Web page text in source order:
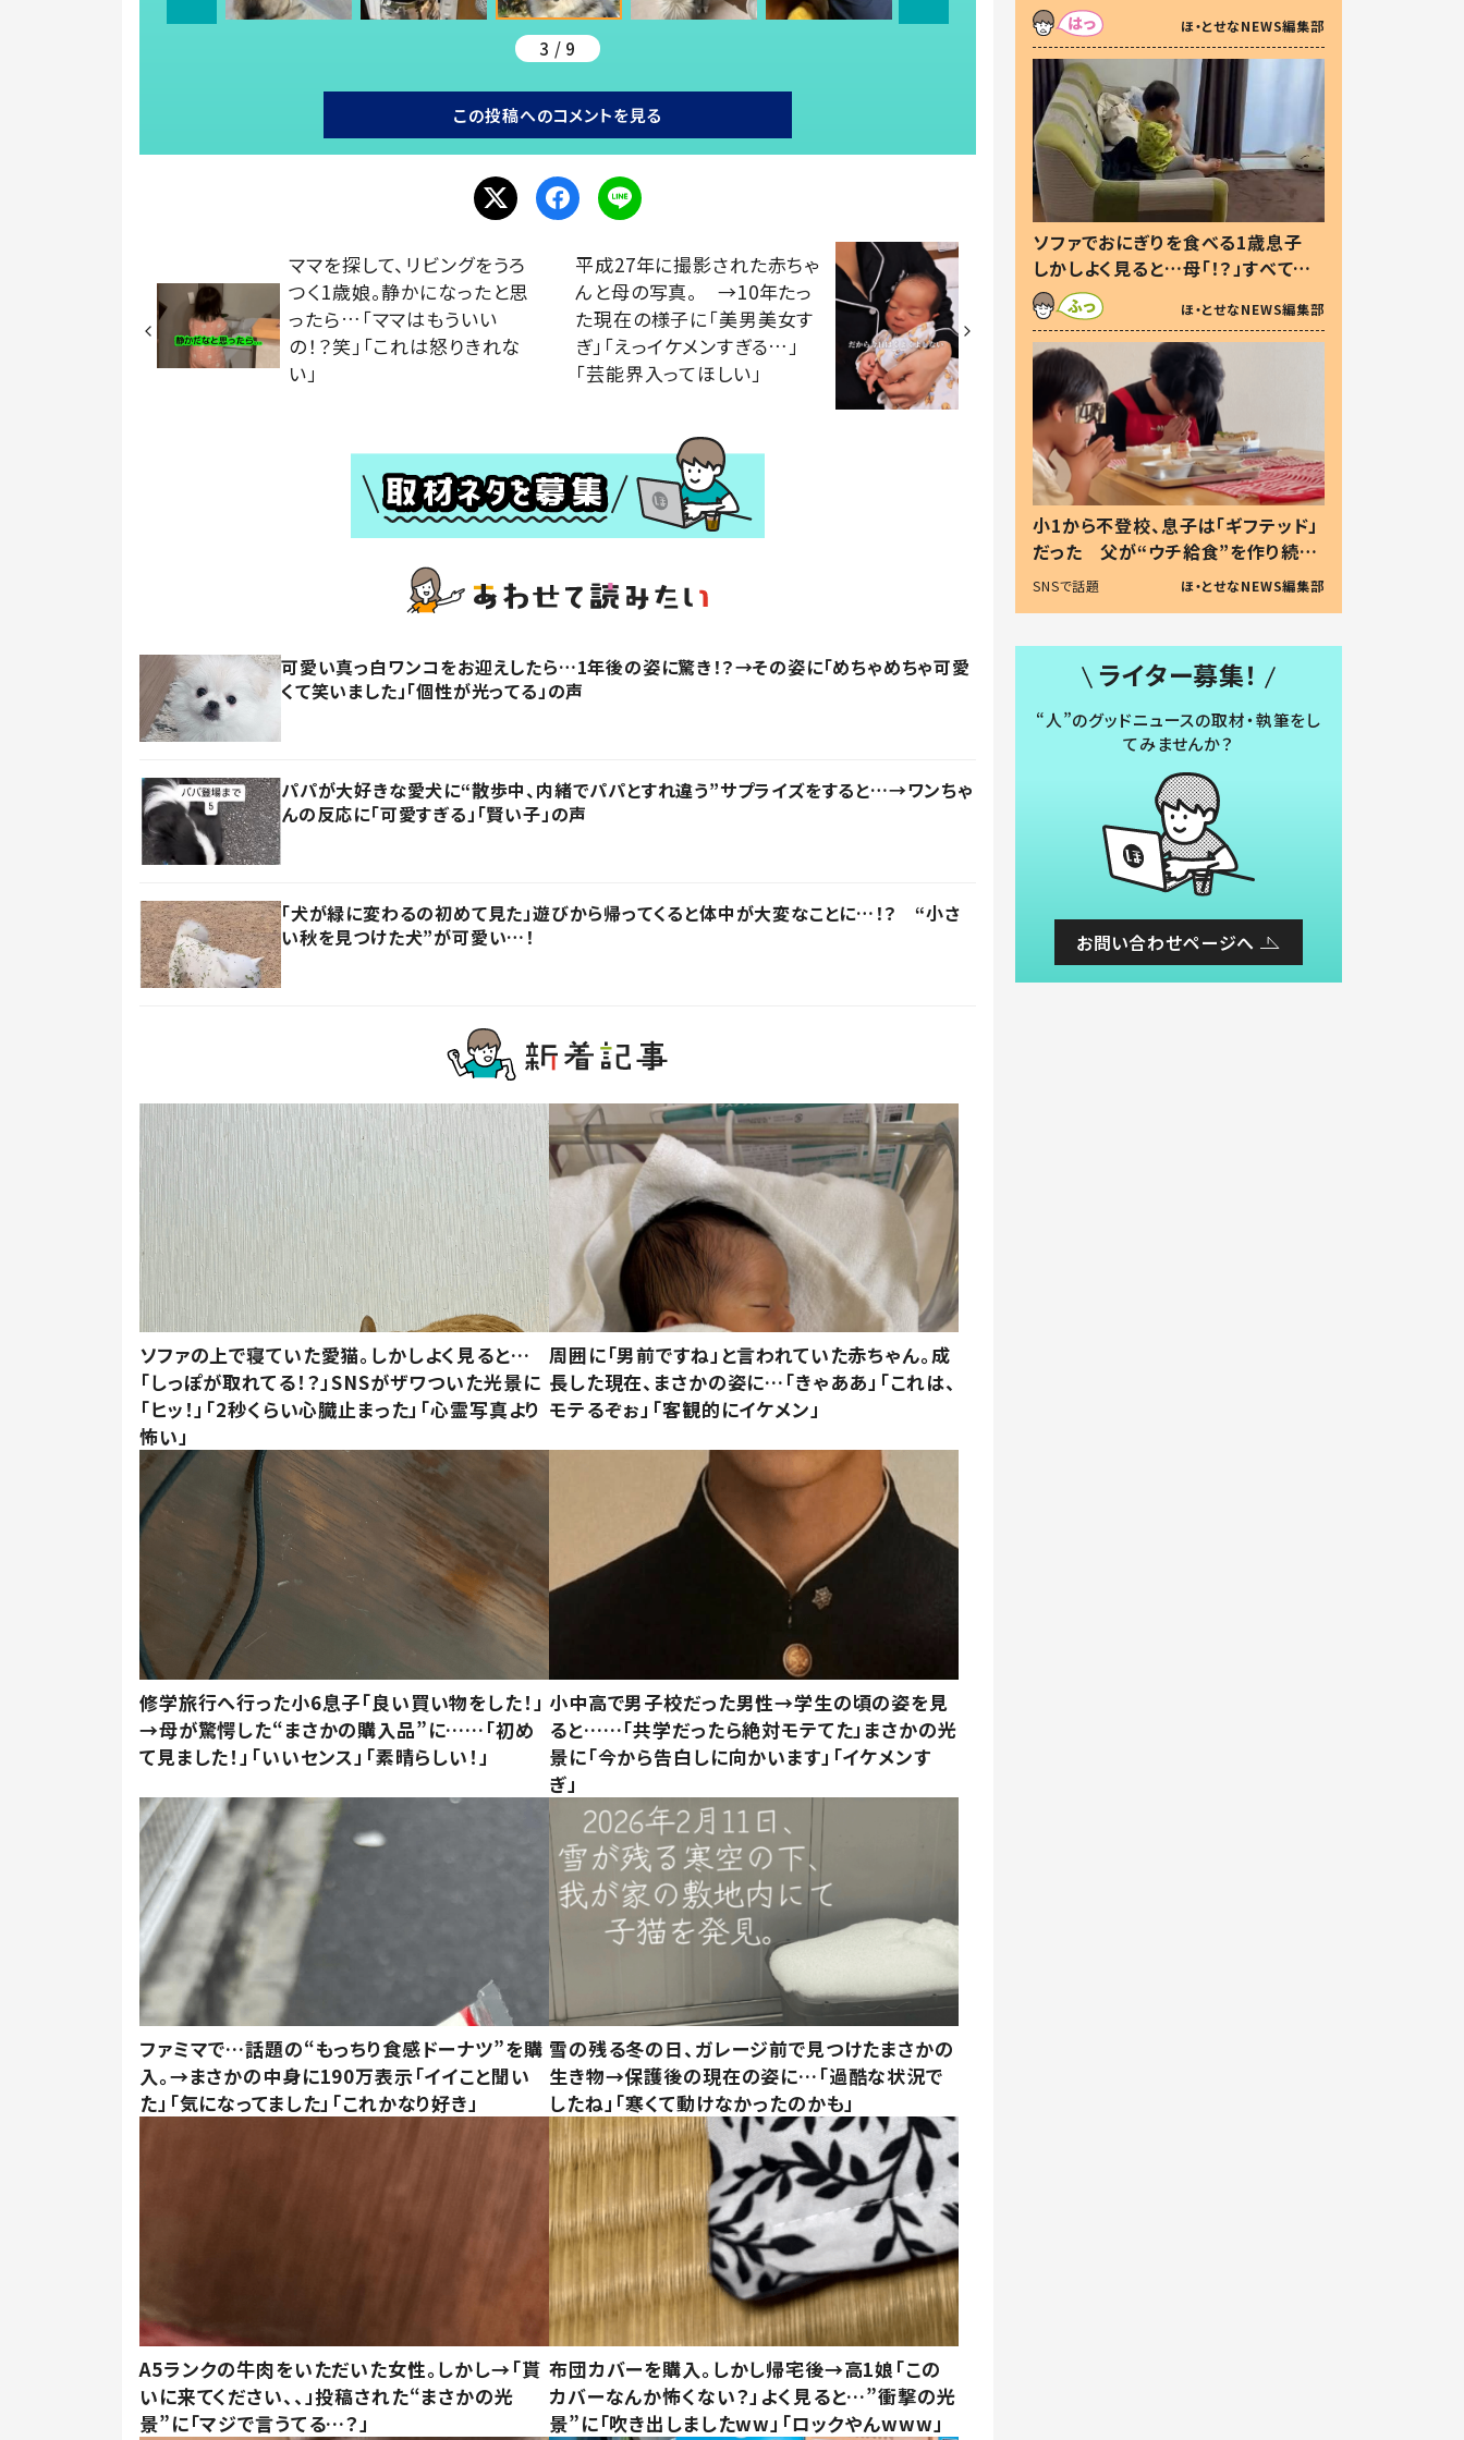
3 / 9
この投稿へのコメントを見る
ママを探して、リビングをうろ
つく1歳娘。静かになったと思
ったら…「ママはもういい
の！？笑」「これは怒りきれな
い」
平成27年に撮影された赤ちゃ
んと母の写真。 →10年たっ
た現在の様子に「美男美女す
ぎ」「えっイケメンすぎる…」
「芸能界入ってほしい」
可愛い真っ白ワンコをお迎えしたら…1年後の姿に驚き！？→その姿に「めちゃめちゃ可愛
くて笑いました」「個性が光ってる」の声
パパが大好きな愛犬に“散歩中、内緒でパパとすれ違う”サプライズをすると…→ワンちゃ
んの反応に「可愛すぎる」「賢い子」の声
「犬が緑に変わるの初めて見た」遊びから帰ってくると体中が大変なことに…！？ “小さ
い秋を見つけた犬”が可愛い…！
ソファの上で寝ていた愛猫。しかしよく見ると…
「しっぽが取れてる！？」SNSがザワついた光景に
「ヒッ！」「2秒くらい心臓止まった」「心霊写真より
怖い」
周囲に「男前ですね」と言われていた赤ちゃん。成
長した現在、まさかの姿に…「きゃああ」「これは、
モテるぞぉ」「客観的にイケメン」
修学旅行へ行った小6息子「良い買い物をした！」
→母が驚愕した“まさかの購入品”に……「初め
て見ました！」「いいセンス」「素晴らしい！」
小中高で男子校だった男性→学生の頃の姿を見
ると……「共学だったら絶対モテてた」まさかの光
景に「今から告白しに向かいます」「イケメンす
ぎ」
ファミマで…話題の“もっちり食感ドーナツ”を購
入。→まさかの中身に190万表示「イイこと聞い
た」「気になってました」「これかなり好き」
雪の残る冬の日、ガレージ前で見つけたまさかの
生き物→保護後の現在の姿に…「過酷な状況で
したね」「寒くて動けなかったのかも」
A5ランクの牛肉をいただいた女性。しかし→「貰
いに来てください、、」投稿された“まさかの光
景”に「マジで言うてる…？」
布団カバーを購入。しかし帰宅後→高1娘「この
カバーなんか怖くない？」よく見ると…”衝撃の光
景”に「吹き出しましたww」「ロックやんwww」
た本音とは
ほ・とせなNEWS編集部
ソファでおにぎりを食べる1歳息子
しかしよく見ると…母「！？」すべてを
察した母の投稿に「可愛いから許
す！」「現行犯〜」
ほ・とせなNEWS編集部
小1から不登校、息子は「ギフテッド」
だった 父が“ウチ給食”を作り続け
る理由とは #令和の親 #令和の子
SNSで話題 ほ・とせなNEWS編集部
ライター募集！
“人”のグッドニュースの取材・執筆をし
てみませんか？
お問い合わせページへ